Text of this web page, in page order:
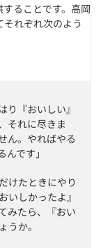
ることです。高岡
れぞれ次のよう
り『おいしい』
それに尽きま
ん。やればやる
です」
けたときにやり
いしかったよ』
みたら、『おい
うか。